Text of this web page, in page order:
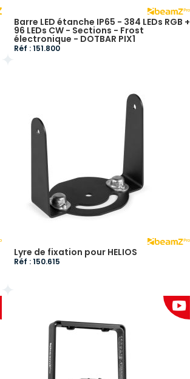
Barre LED étanche IP65 - 384 LEDs RGB +
96 LEDs CW - Sections - Frost
électronique - DOTBAR PIX1
Réf : 151.800
Lyre de fixation pour HELIOS
Réf : 150.615